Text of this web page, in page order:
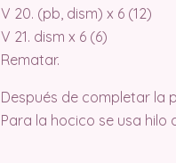
V 20. (pb, dism) x 6 (12)
V 21. dism x 6 (6)
Rematar.
Después de completar la
Para la hocico se usa hilo